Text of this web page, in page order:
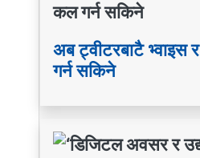
अब ट्वीटरबाटै भ्वाइस
गर्न सकिने